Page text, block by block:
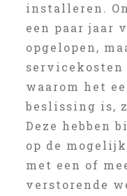
installeren.
een paar jaar
opgelopen,
servicekosten
waarom het
beslissing is,
Deze hebben
op de
met een of
verstorende